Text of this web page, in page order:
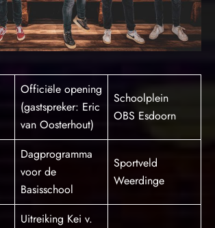
Officiële opening
(gastspreker: Eric
van Oosterhout)
Schoolplein
OBS Esdoorn
Dagprogramma
voor de
Basisschool
Sportveld
Weerdinge
Uitreiking Kei v.